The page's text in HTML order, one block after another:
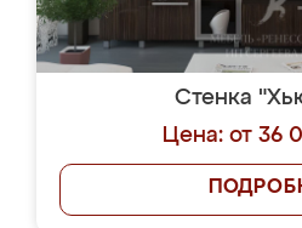
Стенка
Цена: от 36